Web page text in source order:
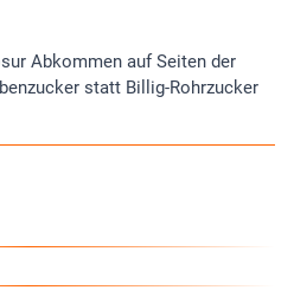
Abkommen auf Seiten der
statt Billig-Rohrzucker